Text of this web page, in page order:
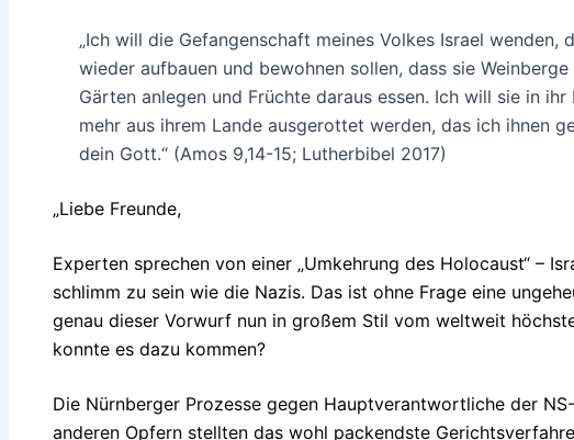
„Ich will die Gefangenschaft meines Volkes Israel wenden,
wieder aufbauen und bewohnen sollen, dass sie
Gärten anlegen und Früchte daraus essen. Ich will sie in
mehr aus ihrem Lande ausgerottet werden, das ich ihnen
dein Gott.“ (Amos 9,14-15; Lutherbibel 2017)
„Liebe Freunde,
Experten sprechen von einer „Umkehrung des Holocaust“ –
schlimm zu sein wie die Nazis. Das ist ohne Frage eine
genau dieser Vorwurf nun in großem Stil vom weltweit
konnte es dazu kommen?
Die Nürnberger Prozesse gegen Hauptverantwortliche der
anderen Opfern stellten das wohl packendste